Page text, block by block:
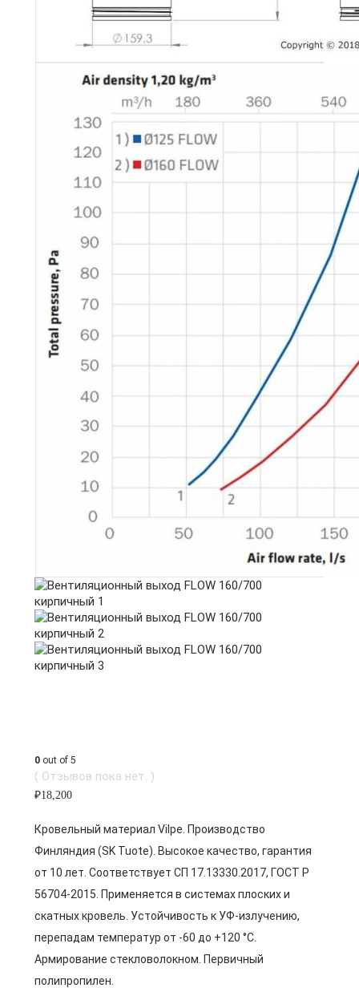
0 out of 5
( Отзывов пока нет. )
₽18,200
Кровельный материал Vilpe. Производство
Финляндия (SK Tuote). Высокое качество, гарантия
от 10 лет. Соответствует СП 17.13330.2017, ГОСТ Р
56704-2015. Применяется в системах плоских и
скатных кровель. Устойчивость к УФ-излучению,
перепадам температур от -60 до +120 °C.
Армирование стекловолокном. Первичный
полипропилен.